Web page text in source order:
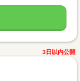
3日以内公開